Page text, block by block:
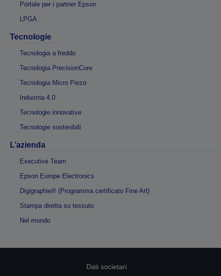
Portale per i partner Epson
LPGA
Tecnologie
Tecnologia a freddo
Tecnologia PrecisionCore
Tecnologia Micro Piezo
Industria 4.0
Tecnologie innovative
Tecnologie sostenibili
L’azienda
Executive Team
Epson Europe Electronics
Digigraphie® (Programma certificato Fine Art)
Stampa diretta su tessuto
Nel mondo
Dati societari